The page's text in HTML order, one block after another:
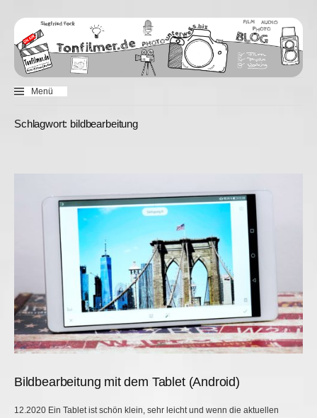
Inhalt
überspringen
Menü
Schlagwort: bildbearbeitung
Bildbearbeitung mit dem Tablet (Android)
12.2020 Ein Tablet ist schön klein, sehr leicht und wenn die aktuellen